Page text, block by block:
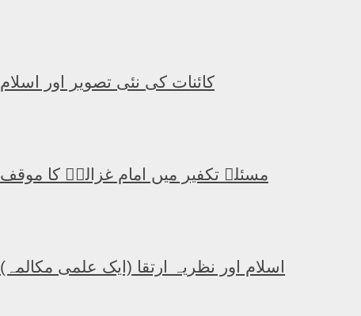
کائنات کی نئی تصویر اور اسلام
مسئلہ تکفیر میں امام غزالیؒ کا موقف
اسلام اور نظریہ ارتقا (ایک علمی مکالمہ)